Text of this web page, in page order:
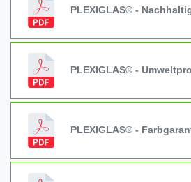
PLEXIGLAS® -
PLEXIGLAS® -
PLEXIGLAS® -